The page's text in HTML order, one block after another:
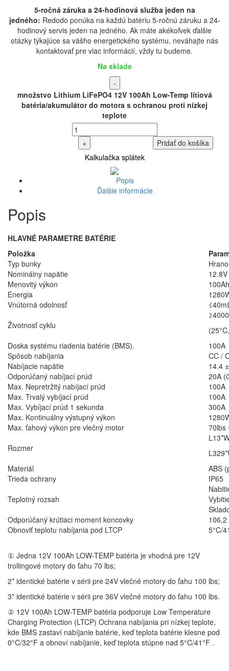
5-ročná záruka a 24-hodinová služba jeden na
jedného: Redodo ponúka na každú batériu 5-ročnú záruku a 24-
hodinový servis jeden na jedného. Ak máte akékoľvek ďalšie
otázky týkajúce sa vášho energetického systému, neváhajte nás
kontaktovať pre viac informácií, vždy tu budeme.
Na sklade
-
množstvo Lithium LiFePO4 12V 100Ah Low-Temp lítiová
batéria/akumulátor do motora s ochranou proti nízkej
teplote
+
Pridať do košíka
Kalkulačka splátek
Popis
Ďalšie informácie
Popis
HLAVNÉ PARAMETRE BATÉRIE
Položka
Typ bunky
Nominálny napätie
12.8V
Menovitý výkon
100Ah
Energia
Vnútorná odolnosť
Životnosť cyklu
Doska systému riadenia batérie (BMS).
100A
Spôsob nabíjania
CC /
Nabíjacie napätie
14.4
Odporúčaný nabíjací prúd
20A
Max. Nepretržitý nabíjací prúd
100A
Max. Trvalý vybíjací prúd
100A
Max. Vybíjací prúd 1 sekunda
300A
Max. Kontinuálny výstupný výkon
Max. ťahový výkon pre vlečný motor
Rozmer
Materiál
ABS
Trieda ochrany
IP65
Teplotný rozsah
Odporúčaný krútiaci moment koncovky
Obnoviť teplotu nabíjania pod LTCP
5°C/
① Jedna 12V 100Ah LOW-TEMP batéria je vhodná pre 12V
trollingové motory do ťahu 70 lbs;
2* identické batérie v sérii pre 24V vlečné motory do ťahu 100 lbs;
3* identické batérie v sérii pre 36V vlečné motory do ťahu 100 lbs.
② 12V 100Ah LOW-TEMP batéria podporuje Low Temperature
Charging Protection (LTCP) Ochrana nabíjania pri nízkej teplote,
kde BMS zastaví nabíjanie batérie, keď teplota batérie klesne pod
0°C/32°F a obnoví nabíjanie, keď teplota stúpne nad 5°C/41°F .